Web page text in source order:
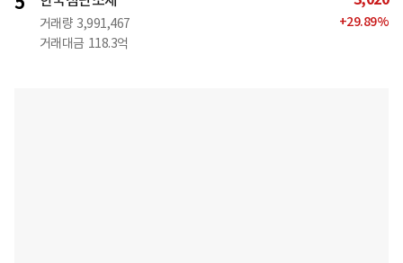
거래량 3,991,467
거래대금 118.3억
+29.89%